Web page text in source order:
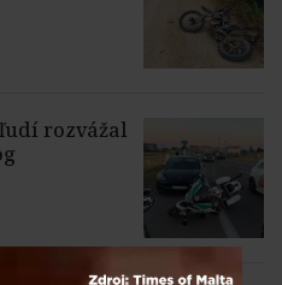
rozvážal